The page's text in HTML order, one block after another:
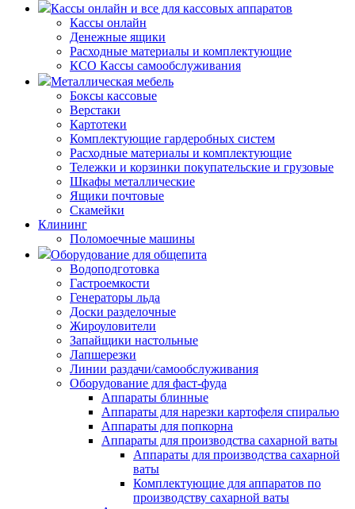
Кассы онлайн и все для кассовых аппаратов
Кассы онлайн
Денежные ящики
Расходные материалы и комплектующие
КСО Кассы самообслуживания
Металлическая мебель
Боксы кассовые
Верстаки
Картотеки
Комплектующие гардеробных систем
Расходные материалы и комплектующие
Тележки и корзинки покупательские и грузовые
Шкафы металлические
Ящики почтовые
Скамейки
Клининг
Поломоечные машины
Оборудование для общепита
Водоподготовка
Гастроемкости
Генераторы льда
Доски разделочные
Жироуловители
Запайщики настольные
Лапшерезки
Линии раздачи/самообслуживания
Оборудование для фаст-фуда
Аппараты блинные
Аппараты для нарезки картофеля спиралью
Аппараты для попкорна
Аппараты для производства сахарной ваты
Аппараты для производства сахарной
ваты
Комплектующие для аппаратов по
производству сахарной ваты